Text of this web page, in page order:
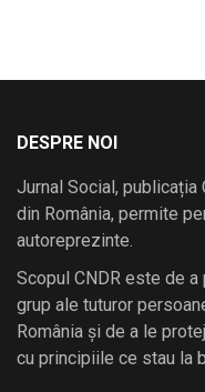
DESPRE NOI
Jurnal Social,
din România, permite
autoreprezinte.
Scopul CNDR este de
grup ale tuturor
România și de a le
cu principiile ce stau la